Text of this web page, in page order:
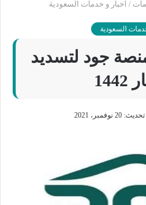
/ اخبار و خدمات السعودية
السعودية
جود لتسديد
20 نوفمبر، 2021